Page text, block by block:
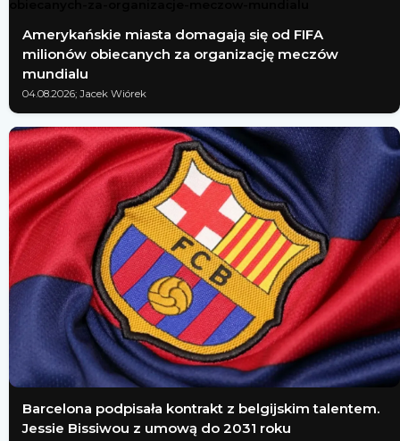
Amerykańskie miasta domagają się od FIFA
milionów obiecanych za organizację meczów
mundialu
04.08.2026; Jacek Wiórek
Barcelona podpisała kontrakt z belgijskim talentem.
Jessie Bissiwou z umową do 2031 roku